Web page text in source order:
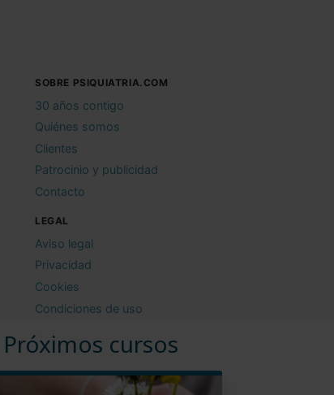
Próximos cursos
SOBRE PSIQUIATRIA.COM
30 años contigo
Quiénes somos
Clientes
Patrocinio y publicidad
Contacto
LEGAL
Aviso legal
Privacidad
Cookies
Condiciones de uso